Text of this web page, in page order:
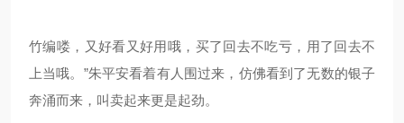
竹编喽，又好看又好用哦，买了回去不吃亏，用了回去不
上当哦。”朱平安看着有人围过来，仿佛看到了无数的银子
奔涌而来，叫卖起来更是起劲。